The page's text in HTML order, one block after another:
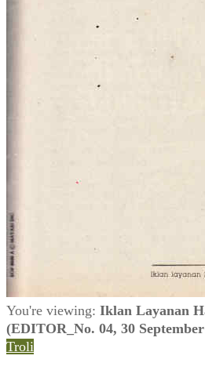
You're viewing: Iklan Layanan
(EDITOR_No. 04, 30
Troli